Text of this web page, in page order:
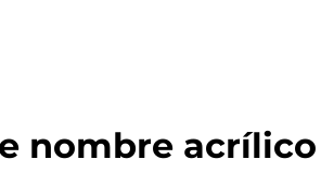
nombre acrílico